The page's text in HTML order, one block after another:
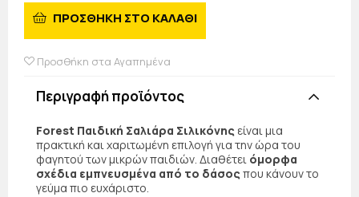
ΠΡΟΣΘΗΚΗ ΣΤΟ ΚΑΛΑΘΙ
Προσθήκη στα Αγαπημένα
Περιγραφή προϊόντος
Forest Παιδική Σαλιάρα Σιλικόνης είναι μια
πρακτική και χαριτωμένη επιλογή για την ώρα του
φαγητού των μικρών παιδιών. Διαθέτει όμορφα
σχέδια εμπνευσμένα από το δάσος που κάνουν το
γεύμα πιο ευχάριστο.